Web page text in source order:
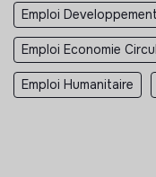
Emploi
Emploi Economie
Emploi Humanitaire